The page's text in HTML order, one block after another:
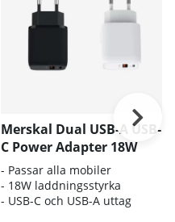
Merskal Dual USB-A USB-
C Power Adapter 18W
- Passar alla mobiler
- 18W laddningsstyrka
- USB-C och USB-A uttag